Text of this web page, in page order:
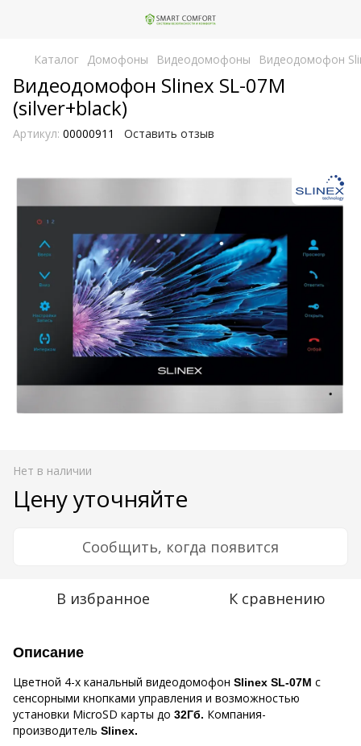
Каталог Домофоны Видеодомофоны Видеодомофон
Видеодомофон Slinex SL-07M
(silver+black)
Артикул: 00000911 Оставить отзыв
Нет в наличии
Цену уточняйте
Сообщить, когда появится
В избранное К сравнению
Описание
Цветной 4-х канальный видеодомофон Slinex SL-07M с
сенсорными кнопками управления и возможностью
установки MicroSD карты до 32Гб. Компания-
производитель Slinex.